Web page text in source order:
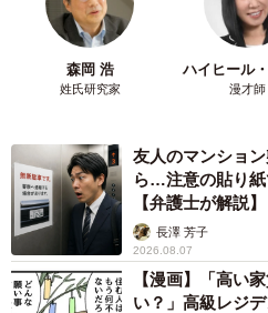
森岡 浩
姓氏研究家
ハイヒール
漫才師
友人のマンショ
ら…注意の貼り紙
【弁護士が解説】
長澤 芳子
2026.08.07
【漫画】「高い
い？」高級レジ